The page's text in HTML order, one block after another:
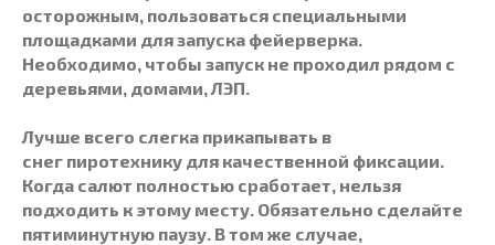
осторожным, пользоваться специальными
площадками для запуска фейерверка
Необходимо, чтобы запуск не проходил рядом с
деревьями, домами, ЛЭП.
Лучше всего слегка прикапывать в
снег пиротехнику для качественной фиксации.
Когда салют полностью сработает, нельзя
подходить к этому месту. Обязательно сделайте
пятиминутную паузу. В том же случае,